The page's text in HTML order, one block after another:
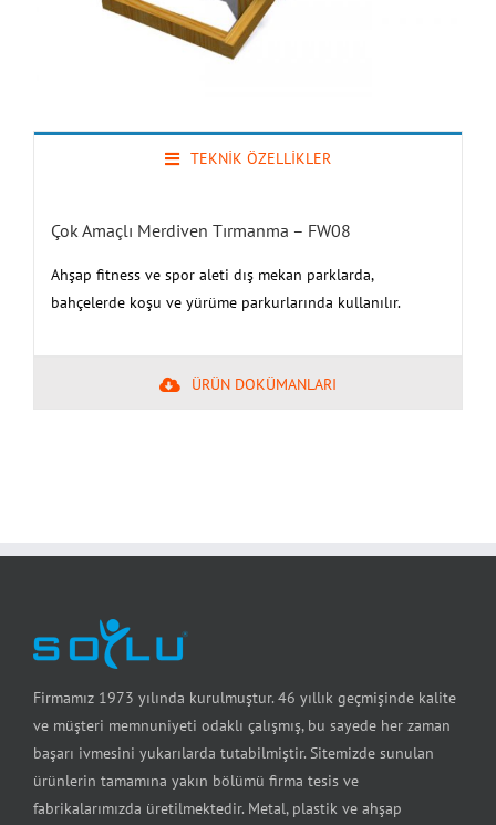
TEKNİK ÖZELLİKLER
Çok Amaçlı Merdiven Tırmanma – FW08
Ahşap fitness ve spor aleti dış mekan parklarda,
bahçelerde koşu ve yürüme parkurlarında kullanılır.
ÜRÜN DOKÜMANLARI
Firmamız 1973 yılında kurulmuştur. 46 yıllık geçmişinde kalite
ve müşteri memnuniyeti odaklı çalışmış, bu sayede her zaman
başarı ivmesini yukarılarda tutabilmiştir. Sitemizde sunulan
ürünlerin tamamına yakın bölümü firma tesis ve
fabrikalarımızda üretilmektedir. Metal, plastik ve ahşap